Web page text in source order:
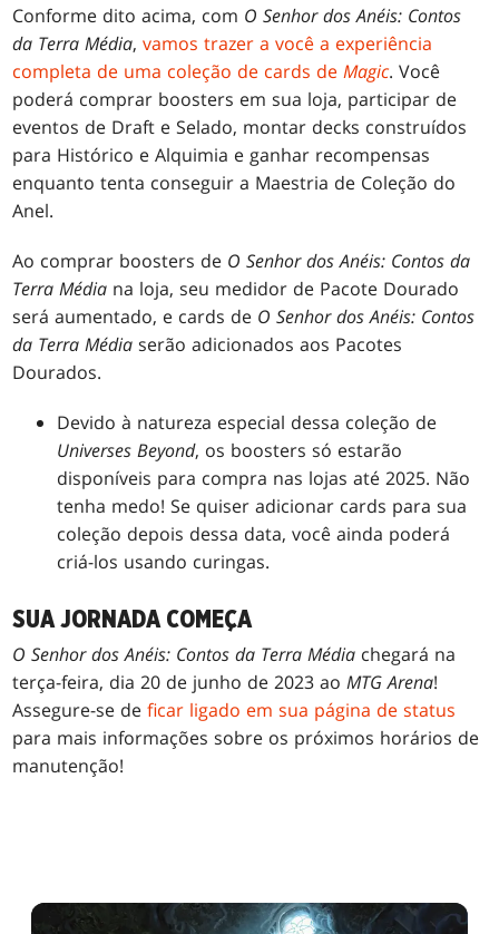
Conforme dito acima, com O Senhor dos Anéis: Contos
da Terra Média,vamos trazer a você a experiência
completa de uma coleção de cards deMagic. Você
poderá comprar boosters em sua loja, participar de
eventos de Draft e Selado, montar decks construídos
para Histórico e Alquimia e ganhar recompensas
enquanto tenta conseguir a Maestria de Coleção do
Anel.
Ao comprar boosters de O Senhor dos Anéis: Contos da
Terra Média na loja, seu medidor de Pacote Dourado
será aumentado, e cards de O Senhor dos Anéis: Contos
da Terra Média serão adicionados aos Pacotes
Dourados.
Devido à natureza especial dessa coleção de
Universes Beyond, os boosters só estarão
disponíveis para compra nas lojas até 2025. Não
tenha medo! Se quiser adicionar cards para sua
coleção depois dessa data, você ainda poderá
criá-los usando curingas.
SUA JORNADA COMEÇA
O Senhor dos Anéis: Contos da Terra Média chegará na
terça-feira, dia 20 de junho de 2023 aoMTG Arena!
Assegure-se deficar ligado em sua página de status
para mais informações sobre os próximos horários de
manutenção!